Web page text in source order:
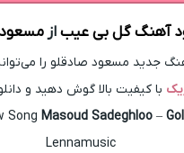
آهنگگل بی عیباز
جدید مسعود صادقلو را
با کیفیت بالا گوش دهید و
Song Masoud Sadeghloo –
Lennamusic